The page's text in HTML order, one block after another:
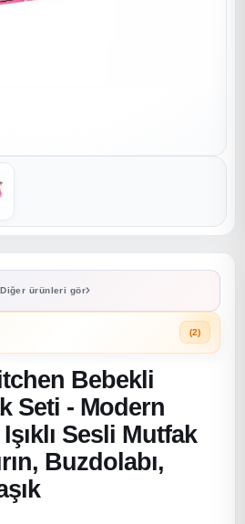
Diğer ürünleri gör
(2)
Bebekli
Seti - Modern
Sesli Mutfak
Buzdolabı,